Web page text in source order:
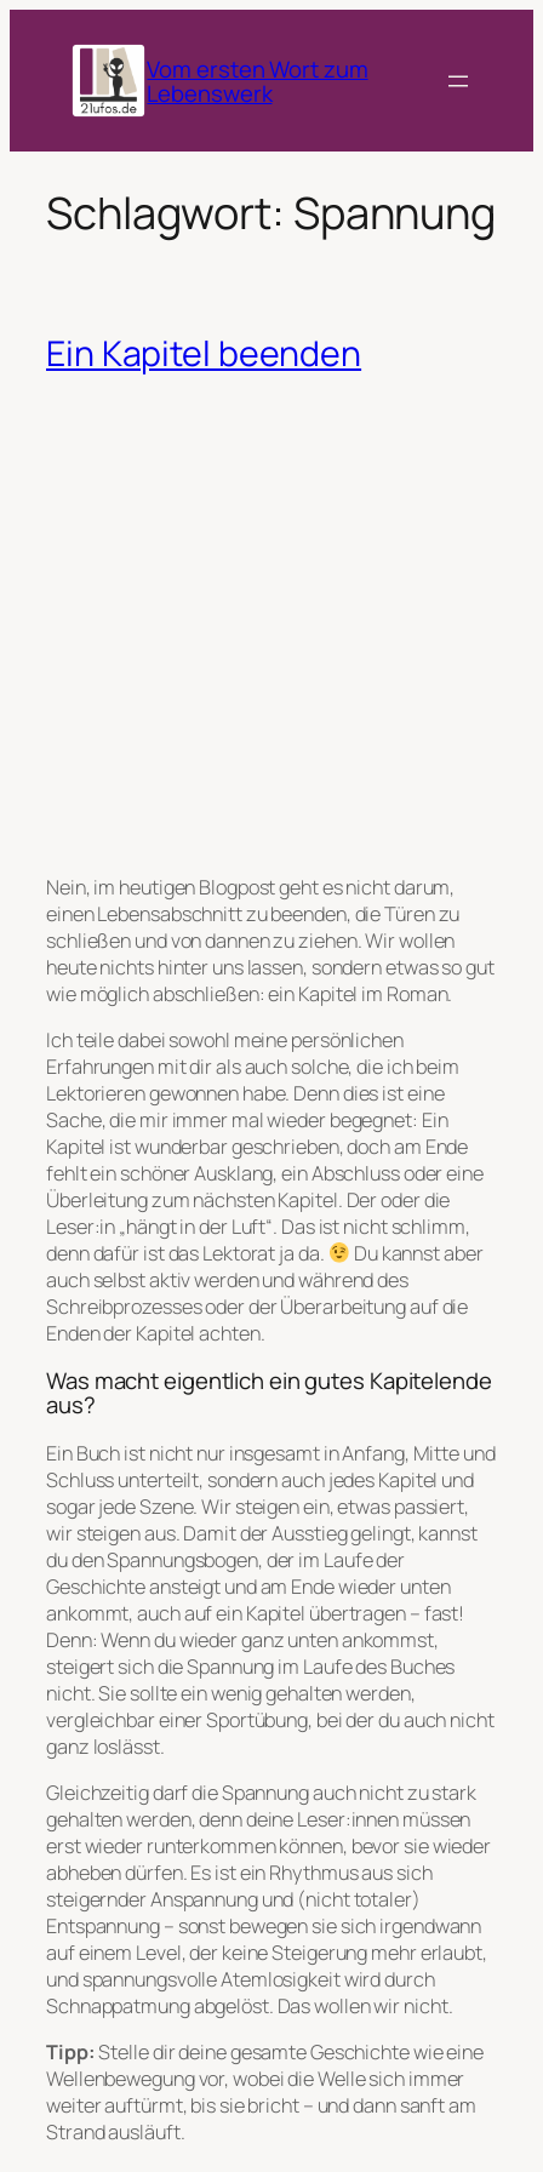
Vom ersten Wort zum
Lebenswerk
Schlagwort: Spannung
Ein Kapitel beenden
Nein, im heutigen Blogpost geht es nicht darum,
einen Lebensabschnitt zu beenden, die Türen zu
schließen und von dannen zu ziehen. Wir wollen
heute nichts hinter uns lassen, sondern etwas so gut
wie möglich abschließen: ein Kapitel im Roman.
Ich teile dabei sowohl meine persönlichen
Erfahrungen mit dir als auch solche, die ich beim
Lektorieren gewonnen habe. Denn dies ist eine
Sache, die mir immer mal wieder begegnet: Ein
Kapitel ist wunderbar geschrieben, doch am Ende
fehlt ein schöner Ausklang, ein Abschluss oder eine
Überleitung zum nächsten Kapitel. Der oder die
Leser:in „hängt in der Luft“. Das ist nicht schlimm,
denn dafür ist das Lektorat ja da.
Du kannst aber
auch selbst aktiv werden und während des
Schreibprozesses oder der Überarbeitung auf die
Enden der Kapitel achten.
Was macht eigentlich ein gutes Kapitelende
aus?
Ein Buch ist nicht nur insgesamt in Anfang, Mitte und
Schluss unterteilt, sondern auch jedes Kapitel und
sogar jede Szene. Wir steigen ein, etwas passiert,
wir steigen aus. Damit der Ausstieg gelingt, kannst
du den Spannungsbogen, der im Laufe der
Geschichte ansteigt und am Ende wieder unten
ankommt, auch auf ein Kapitel übertragen – fast!
Denn: Wenn du wieder ganz unten ankommst,
steigert sich die Spannung im Laufe des Buches
nicht. Sie sollte ein wenig gehalten werden,
vergleichbar einer Sportübung, bei der du auch nicht
ganz loslässt.
Gleichzeitig darf die Spannung auch nicht zu stark
gehalten werden, denn deine Leser:innen müssen
erst wieder runterkommen können, bevor sie wieder
abheben dürfen. Es ist ein Rhythmus aus sich
steigernder Anspannung und (nicht totaler)
Entspannung – sonst bewegen sie sich irgendwann
auf einem Level, der keine Steigerung mehr erlaubt,
und spannungsvolle Atemlosigkeit wird durch
Schnappatmung abgelöst. Das wollen wir nicht.
Tipp:Stelle dir deine gesamte Geschichte wie eine
Wellenbewegung vor, wobei die Welle sich immer
weiter auftürmt, bis sie bricht – und dann sanft am
Strand ausläuft.